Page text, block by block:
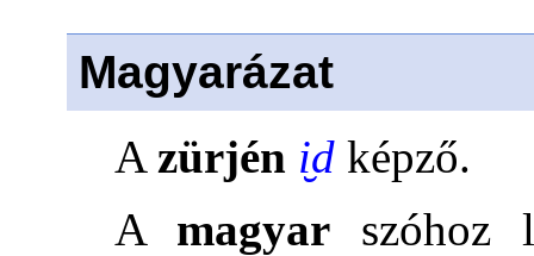
Magyarázat
A zürjén i̮d képző.
A magyar szóhoz